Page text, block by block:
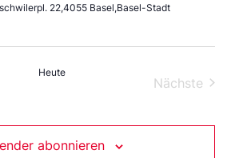
22,4055 Basel,Basel-Stadt
Heute
Nächste
abonnieren